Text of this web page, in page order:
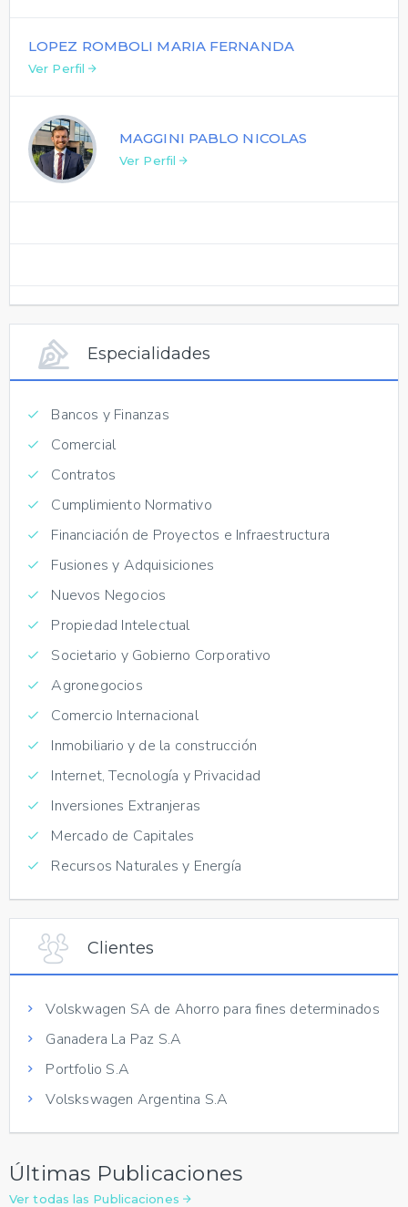
LOPEZ ROMBOLI MARIA FERNANDA
Ver Perfil
MAGGINI PABLO NICOLAS
Ver Perfil
Especialidades
Bancos y Finanzas
Comercial
Contratos
Cumplimiento Normativo
Financiación de Proyectos e Infraestructura
Fusiones y Adquisiciones
Nuevos Negocios
Propiedad Intelectual
Societario y Gobierno Corporativo
Agronegocios
Comercio Internacional
Inmobiliario y de la construcción
Internet, Tecnología y Privacidad
Inversiones Extranjeras
Mercado de Capitales
Recursos Naturales y Energía
Clientes
Volskwagen SA de Ahorro para fines determinados
Ganadera La Paz S.A
Portfolio S.A
Volskswagen Argentina S.A
Últimas Publicaciones
Ver todas las Publicaciones